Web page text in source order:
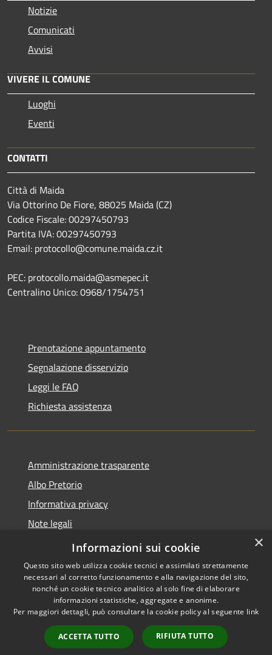
Notizie
Comunicati
Avvisi
VIVERE IL COMUNE
Luoghi
Eventi
CONTATTI
Città di Maida
Via Ottorino De Fiore, 88025 Maida (CZ)
Codice Fiscale: 00297450793
Partita IVA: 00297450793
Email: protocollo@comune.maida.cz.it
PEC: protocollo.maida@asmepec.it
Centralino Unico: 0968/1754751
Prenotazione appuntamento
Segnalazione disservizio
Leggi le FAQ
Richiesta assistenza
Amministrazione trasparente
Albo Pretorio
Informativa privacy
Note legali
Dichiarazione di accessibilità
Accessibility
Copyright © 2026 • Città di
Maida • Powered by
Municipium•
Admin
access
×
Informazioni sui cookie
Questo sito web utilizza cookie tecnici e assimilati strettamente
necessari al corretto funzionamento e alla navigazione del sito,
nonché un cookie tecnico analitico al solo fine di elaborare
informazioni statistiche, aggregate e anonime.
Per maggiori dettagli, può consultare la cookie policy al seguente link
ACCETTA TUTTO RIFIUTA TUTTO